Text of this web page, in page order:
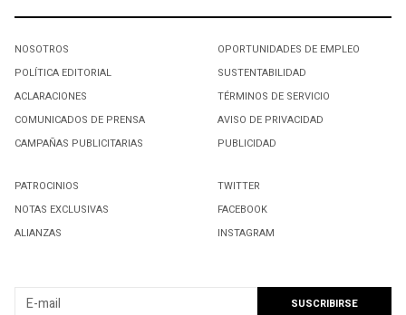
NOSOTROS
POLÍTICA EDITORIAL
ACLARACIONES
COMUNICADOS DE PRENSA
CAMPAÑAS PUBLICITARIAS
OPORTUNIDADES DE EMPLEO
SUSTENTABILIDAD
TÉRMINOS DE SERVICIO
AVISO DE PRIVACIDAD
PUBLICIDAD
PATROCINIOS
NOTAS EXCLUSIVAS
ALIANZAS
TWITTER
FACEBOOK
INSTAGRAM